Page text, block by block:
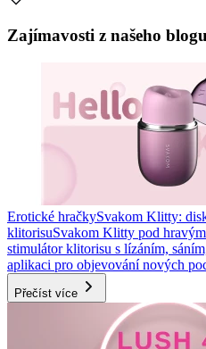
Zajímavosti z našeho blogu
Erotické hračkySvakom Klitty:
klitorisuSvakom Klitty pod
stimulátor klitorisu s lízáním,
aplikaci pro objevování nových
Přečíst více